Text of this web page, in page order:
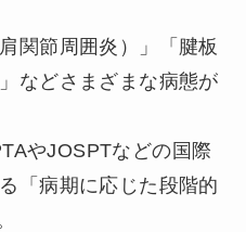
関節周囲炎）」「腱板
などさまざまな病態が
やJOSPTなどの国際
「病期に応じた段階的